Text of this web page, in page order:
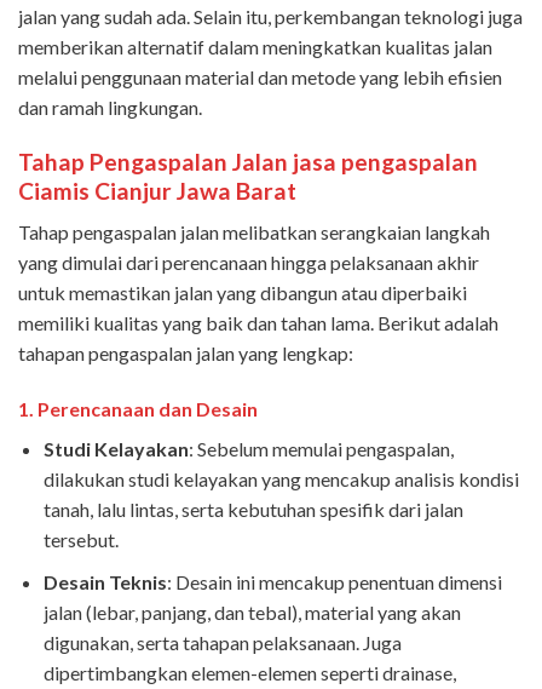
jalan yang sudah ada. Selain itu, perkembangan teknologi juga
memberikan alternatif dalam meningkatkan kualitas jalan
melalui penggunaan material dan metode yang lebih efisien
dan ramah lingkungan.
Tahap Pengaspalan Jalan jasa pengaspalan
Ciamis CianjurJawa Barat
Tahap pengaspalan jalan melibatkan serangkaian langkah
yang dimulai dari perencanaan hingga pelaksanaan akhir
untuk memastikan jalan yang dibangun atau diperbaiki
memiliki kualitas yang baik dan tahan lama. Berikut adalah
tahapan pengaspalan jalan yang lengkap:
1. Perencanaan dan Desain
Studi Kelayakan: Sebelum memulai pengaspalan,
dilakukan studi kelayakan yang mencakup analisis kondisi
tanah, lalu lintas, serta kebutuhan spesifik dari jalan
tersebut.
Desain Teknis: Desain ini mencakup penentuan dimensi
jalan (lebar, panjang, dan tebal), material yang akan
digunakan, serta tahapan pelaksanaan. Juga
dipertimbangkan elemen-elemen seperti drainase,